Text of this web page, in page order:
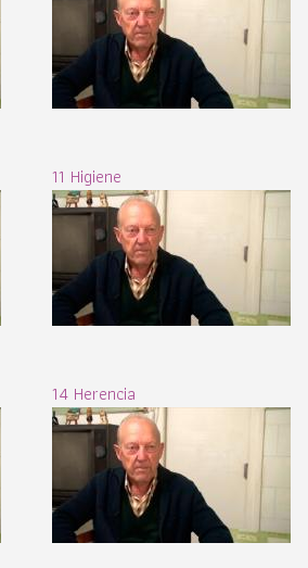
11 Higiene
14 Herencia